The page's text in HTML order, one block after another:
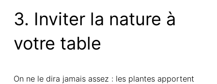
3. Inviter la nature à
votre table
On ne le dira jamais assez : les plantes apportent